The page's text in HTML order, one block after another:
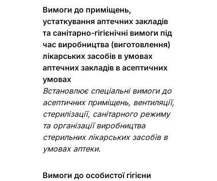
Вимоги до приміщень,
устаткування аптечних закладів
та санітарно-гігієнічні вимоги під
час виробництва (виготовлення)
лікарських засобів в умовах
аптечних закладів в асептичних
умовах
Встановлює спеціальні вимоги до
асептичних приміщень, вентиляції,
стерилізації, санітарного режиму
та організації виробництва
стерильних лікарських засобів в
умовах аптеки.
Вимоги до особистої гігієни